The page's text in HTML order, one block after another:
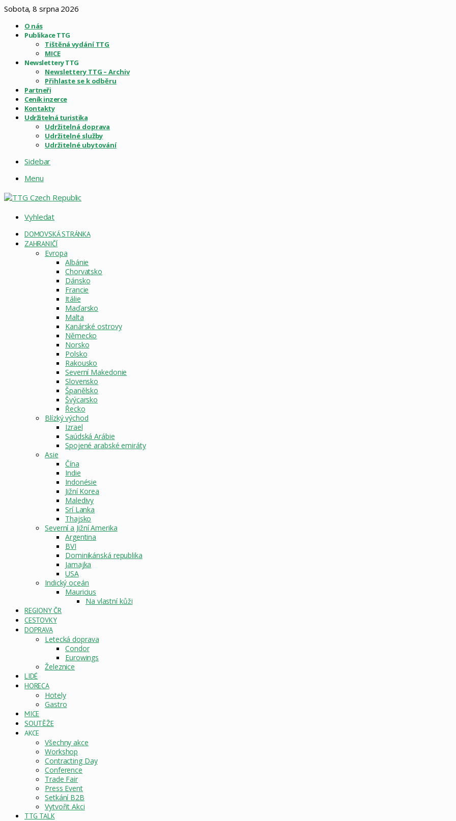
Sobota, 8 srpna 2026
O nás
Publikace TTG
Tištěná vydání TTG
MICE
Newslettery TTG
Newslettery TTG – Archiv
Přihlaste se k odběru
Partneři
Ceník inzerce
Kontakty
Udržitelná turistika
Udržitelná doprava
Udržitelné služby
Udržitelné ubytování
Sidebar
Menu
Vyhledat
DOMOVSKÁ STRÁNKA
ZAHRANIČÍ
Evropa
Albánie
Chorvatsko
Dánsko
Francie
Itálie
Maďarsko
Malta
Kanárské ostrovy
Německo
Norsko
Polsko
Rakousko
Severní Makedonie
Slovensko
Španělsko
Švýcarsko
Řecko
Blízký východ
Izrael
Saúdská Arábie
Spojené arabské emiráty
Asie
Čína
Indie
Indonésie
Jižní Korea
Maledivy
Srí Lanka
Thajsko
Severní a Jižní Amerika
Argentina
BVI
Dominikánská republika
Jamajka
USA
Indický oceán
Mauricius
Na vlastní kůži
REGIONY ČR
CESTOVKY
DOPRAVA
Letecká doprava
Condor
Eurowings
Železnice
LIDÉ
HORECA
Hotely
Gastro
MICE
SOUTĚŽE
AKCE
Všechny akce
Workshop
Contracting Day
Conference
Trade Fair
Press Event
Setkání B2B
Vytvořit Akci
TTG TALK